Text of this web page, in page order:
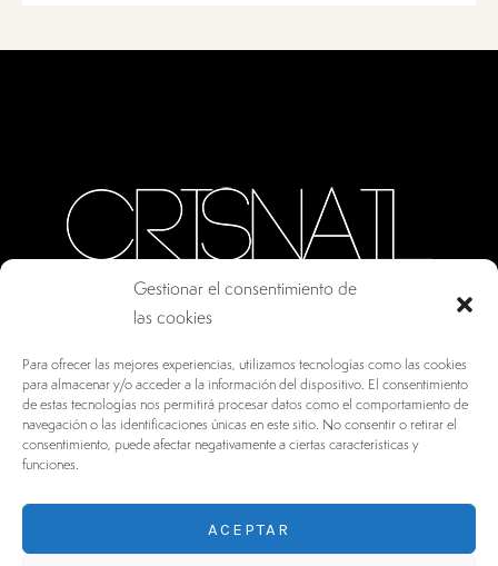
Gestionar el consentimiento de
las cookies
Para ofrecer las mejores experiencias, utilizamos tecnologías como las cookies
para almacenar y/o acceder a la información del dispositivo. El consentimiento
de estas tecnologías nos permitirá procesar datos como el comportamiento de
navegación o las identificaciones únicas en este sitio. No consentir o retirar el
consentimiento, puede afectar negativamente a ciertas características y
funciones.
ACEPTAR
28770, ESPAÑA
INFO@DRV.ES
+34 902 100 021